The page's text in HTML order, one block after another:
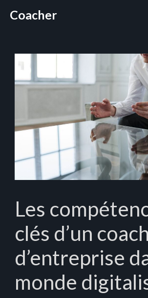
Coacher
Les
clés d’un coach
d’entreprise
monde